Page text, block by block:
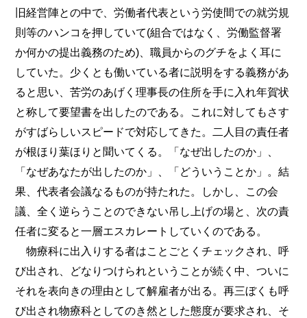
旧経営陣との中で、労働者代表という労使間での就労規
則等のハンコを押していて(組合ではなく、労働監督署
か何かの提出義務のため)、職員からのグチをよく耳に
していた。少くとも働いている者に説明をする義務があ
ると思い、苦労のあげく理事長の住所を手に入れ年賀状
と称して要望書を出したのである。これに対してもさす
がすばらしいスピードで対応してきた。二人目の責任者
が根ほり葉ほりと聞いてくる。「なぜ出したのか」、
「なぜあなたが出したのか」、「どういうことか」。結
果、代表者会議なるものが持たれた。しかし、この会
議、全く逆らうことのできない吊し上げの場と、次の責
任者に変ると一層エスカレートしていくのである。
物療科に出入りする者はことごとくチェックされ、呼
び出され、どなりつけられということが続く中、ついに
それを表向きの理由として解雇者が出る。再三ぼくも呼
び出され物療科としてのき然とした態度が要求され、そ